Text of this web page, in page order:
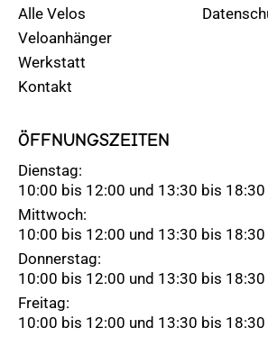
Alle Velos
Veloanhänger
Werkstatt
Kontakt
ÖFFNUNGSZEITEN
Dienstag:
10:00 bis 12:00 und 13:30 bis 18:30
Mittwoch:
10:00 bis 12:00 und 13:30 bis 18:30
Donnerstag:
10:00 bis 12:00 und 13:30 bis 18:30
Freitag:
10:00 bis 12:00 und 13:30 bis 18:30